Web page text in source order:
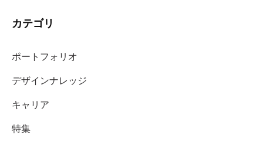
カテゴリ
ポートフォリオ
デザインナレッジ
キャリア
特集